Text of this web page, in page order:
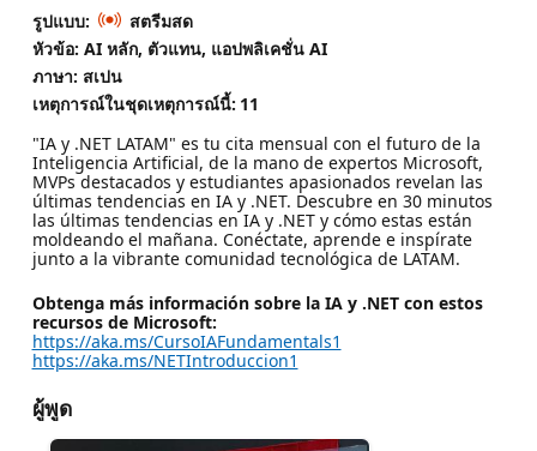
รูปแบบ:
สตรีมสด
หัวข้อ: AI หลัก, ตัวแทน, แอปพลิเคชั่น AI
ภาษา: สเปน
เหตุการณ์ในชุดเหตุการณ์นี้: 11
"IA y .NET LATAM" es tu cita mensual con el futuro de la
Inteligencia Artificial, de la mano de expertos Microsoft,
MVPs destacados y estudiantes apasionados revelan las
últimas tendencias en IA y .NET. Descubre en 30 minutos
las últimas tendencias en IA y .NET y cómo estas están
moldeando el mañana. Conéctate, aprende e inspírate
junto a la vibrante comunidad tecnológica de LATAM.
Obtenga más información sobre la IA y .NET con estos
recursos de Microsoft:
https://aka.ms/CursoIAFundamentals1
https://aka.ms/NETIntroduccion1
ผู้พูด